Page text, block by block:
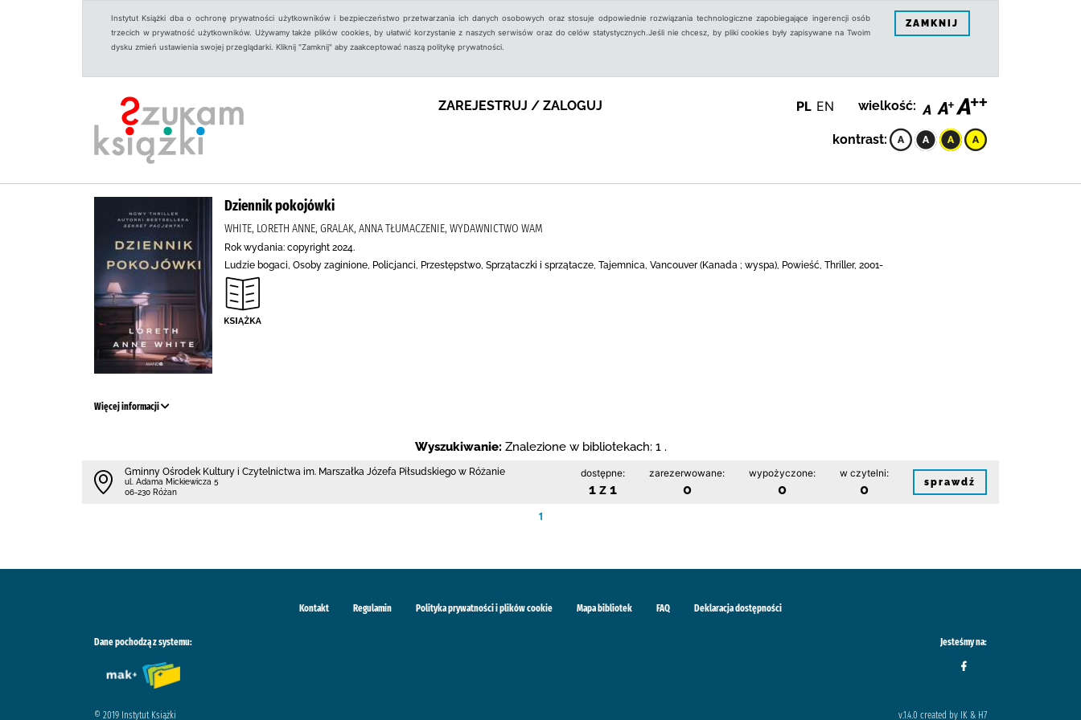
Instytut Książki dba o ochronę prywatności użytkowników i bezpieczeństwo przetwarzania ich danych osobowych oraz stosuje odpowiednie rozwiązania technologiczne zapobiegające ingerencji osób
trzecich w prywatność użytkowników. Używamy także plików cookies, by ułatwić korzystanie z naszych serwisów oraz do celów statystycznych.Jeśli nie chcesz, by pliki cookies były zapisywane na Twoim
dysku zmień ustawienia swojej przeglądarki. Kliknij "Zamknij" aby zaakceptować naszą politykę prywatności.
ZAMKNIJ
ZAREJESTRUJ / ZALOGUJ PL EN wielkość:
kontrast:
Dziennik pokojówki
WHITE, LORETH ANNE, GRALAK, ANNA TŁUMACZENIE, WYDAWNICTWO WAM
Rok wydania: copyright 2024.
Ludzie bogaci, Osoby zaginione, Policjanci, Przestępstwo, Sprzątaczki i sprzątacze, Tajemnica, Vancouver (Kanada ; wyspa), Powieść, Thriller, 2001-
Więcej informacji
Wyszukiwanie: Znalezione w bibliotekach: 1 .
Gminny Ośrodek Kultury i Czytelnictwa im. Marszałka Józefa Piłsudskiego w Różanie
ul. Adama Mickiewicza 5
06-230 Różan
dostępne:
1 z 1
zarezerwowane:
0
wypożyczone:
0
w czytelni:
0 sprawdź
1
Kontakt Regulamin Polityka prywatności i plików cookie Mapa bibliotek FAQ Deklaracja dostępności
Dane pochodzą z systemu: Jesteśmy na:
© 2019 Instytut Książki v.1.4.0 created by IK & H7